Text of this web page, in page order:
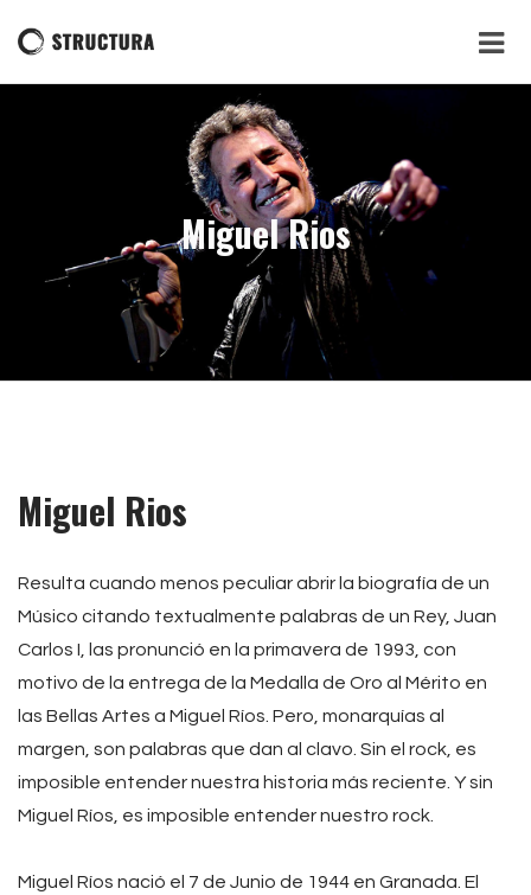
Miguel Rios
Miguel Rios
Resulta cuando menos peculiar abrir la biografía de un
Músico citando textualmente palabras de un Rey, Juan
Carlos I, las pronunció en la primavera de 1993, con
motivo de la entrega de la Medalla de Oro al Mérito en
las Bellas Artes a Miguel Ríos. Pero, monarquías al
margen, son palabras que dan al clavo. Sin el rock, es
imposible entender nuestra historia más reciente. Y sin
Miguel Ríos, es imposible entender nuestro rock.
Miguel Ríos nació el 7 de Junio de 1944 en Granada. El